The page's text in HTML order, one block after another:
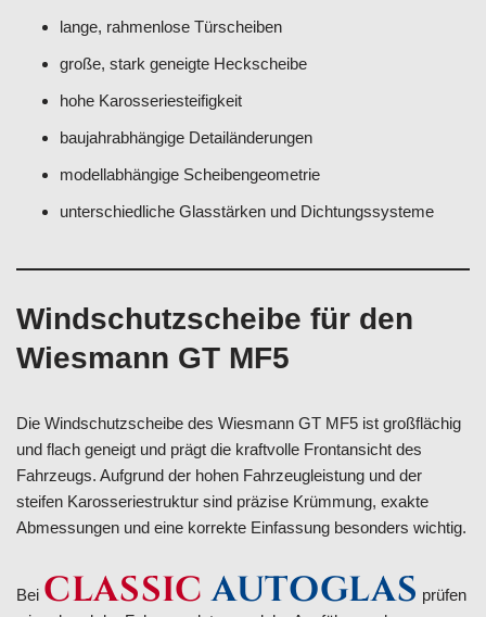
lange, rahmenlose Türscheiben
große, stark geneigte Heckscheibe
hohe Karosseriesteifigkeit
baujahrabhängige Detailänderungen
modellabhängige Scheibengeometrie
unterschiedliche Glasstärken und Dichtungssysteme
Windschutzscheibe für den
Wiesmann GT MF5
Die Windschutzscheibe des Wiesmann GT MF5 ist großflächig
und flach geneigt und prägt die kraftvolle Frontansicht des
Fahrzeugs. Aufgrund der hohen Fahrzeugleistung und der
steifen Karosseriestruktur sind präzise Krümmung, exakte
Abmessungen und eine korrekte Einfassung besonders wichtig.
Bei CLASSIC AUTOGLAS prüfen